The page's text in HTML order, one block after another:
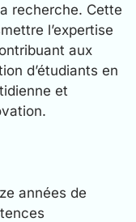
recherche. Cette
l’expertise
aux
d’étudiants en
et
années de